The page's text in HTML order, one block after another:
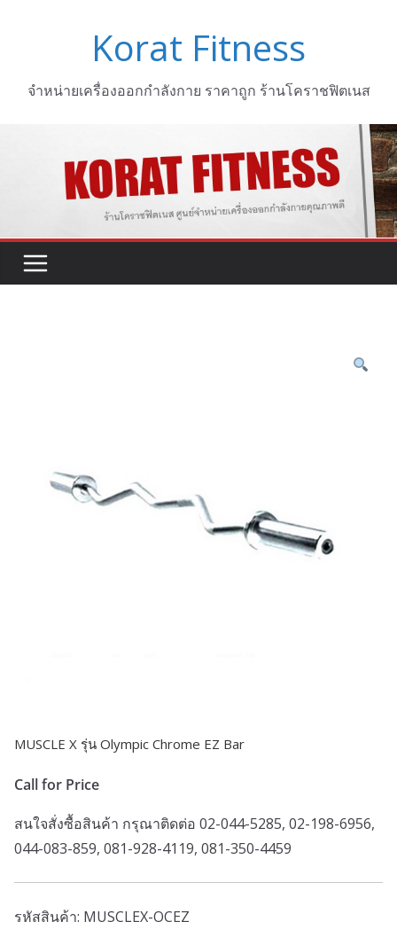
Korat Fitness
จำหน่ายเครื่องออกกำลังกาย ราคาถูก ร้านโคราชฟิตเนส
MUSCLE X รุ่น Olympic Chrome EZ Bar
Call for Price
สนใจสั่งซื้อสินค้า กรุณาติดต่อ 02-044-5285, 02-198-6956,
044-083-859, 081-928-4119, 081-350-4459
รหัสสินค้า: MUSCLEX-OCEZ